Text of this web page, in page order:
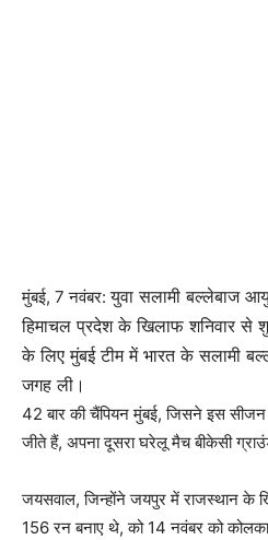
मुंबई, 7 नवंबर:युवा सलामी बल्लेबाज
हिमाचल प्रदेश के खिलाफ शनिवार से
के लिए मुंबई टीम में भारत के सलामी
जगह ली।
42 बार की चैंपियन मुंबई, जिसने इस
जीते हैं, अपना दूसरा घरेलू मैच बीकेसी
जयसवाल, जिन्होंने जयपुर में राजस्थान
156 रन बनाए थे, को 14 नवंबर को